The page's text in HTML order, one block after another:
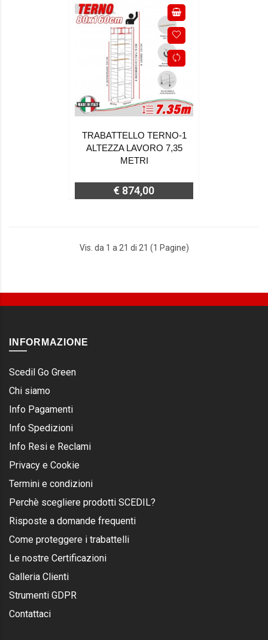
TRABATTELLO TERNO-1
ALTEZZA LAVORO 7,35
METRI
€ 874,00
Vis. da 1 a 21 di 21 (1 Pagine)
INFORMAZIONE
Scedil Go Green
Chi siamo
Info Pagamenti
Info Spedizioni
Info Resi e Reclami
Privacy e Cookie
Termini e condizioni
Perchè scegliere prodotti SCEDIL?
Risposte a domande frequenti
Come proteggere i trabattelli
Le nostre Certificazioni
Galleria Clienti
Strumenti GDPR
Contattaci